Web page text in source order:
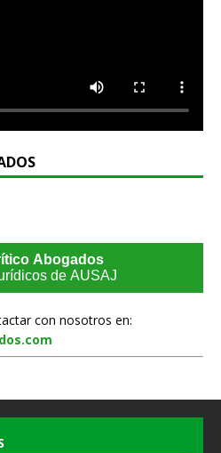
Abogados
de AUSAJ
con nosotros en: